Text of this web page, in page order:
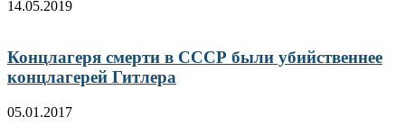
14.05.2019
Концлагеря смерти в СССР были убийственнее
концлагерей Гитлера
05.01.2017